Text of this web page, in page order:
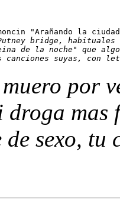
bridge,
de la noche"
que
canciones suyas, con
muero por
droga mas
de sexo,